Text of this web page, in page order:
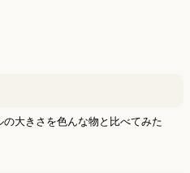
の大きさを色んな物と比べてみた